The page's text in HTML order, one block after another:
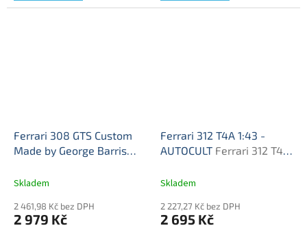
Ferrari 308 GTS Custom
Made by George Barris
Masterpiece
Skladem
2 461,98 Kč bez DPH
2 979 Kč
Ferrari 312 T4A 1:43 -
AUTOCULT Ferrari 312 T4A
Skladem
2 227,27 Kč bez DPH
2 695 Kč